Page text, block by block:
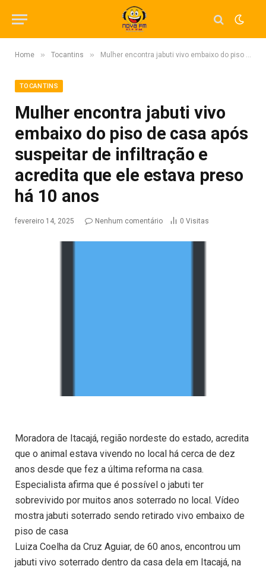
Home » Tocantins » Mulher encontra jabuti vivo embaixo do piso de casa após suspeitar de infiltração e acredita que ele estava preso há 10 anos
TOCANTINS
Mulher encontra jabuti vivo
embaixo do piso de casa após
suspeitar de infiltração e
acredita que ele estava preso
há 10 anos
fevereiro 14, 2025 Nenhum comentário 0 Visitas
Moradora de Itacajá, região nordeste do estado, acredita
que o animal estava vivendo no local há cerca de dez
anos desde que fez a última reforma na casa.
Especialista afirma que é possível o jabuti ter
sobrevivido por muitos anos soterrado no local. Vídeo
mostra jabuti soterrado sendo retirado vivo embaixo de
piso de casa
Luiza Coelha da Cruz Aguiar, de 60 anos, encontrou um
jabuti vivo soterrado dentro da casa dela em Itacajá, na